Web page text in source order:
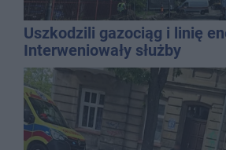
Uszkodzili gazociąg i linię
Interweniowały służby